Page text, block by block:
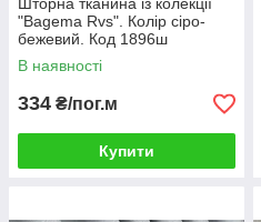
"Bagema Rvs". Колір сіро-
бежевий. Код 1896ш
В наявності
334 ₴/пог.м
Купити